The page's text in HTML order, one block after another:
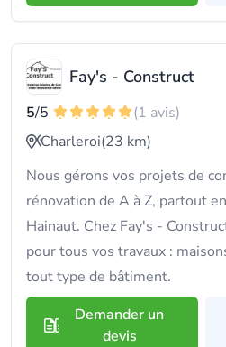
Fay's - Construct
5/5
(1 avis)
Charleroi(23 km)
Nous gérons vos projets de
rénovation de A à Z, partout
Hainaut. Chez Fay's -
pour tous vos travaux :
tout type de bâtiment.
Demander un
devis